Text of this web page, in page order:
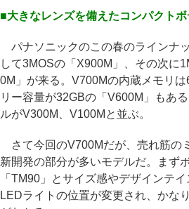
■大きなレンズを備えたコンパクトボ
パナソニックのこの春のラインナ
して3MOSの「X900M」、その次に
0M」が来る。V700Mの内蔵メモリ
リー容量が32GBの「V600M」もあ
ルがV300M、V100Mと並ぶ。
さて今回のV700Mだが、売れ筋の
新開発の部分が多いモデルだ。まず
「TM90」とサイズ感やデザインテ
LEDライトの位置が変更され、かな